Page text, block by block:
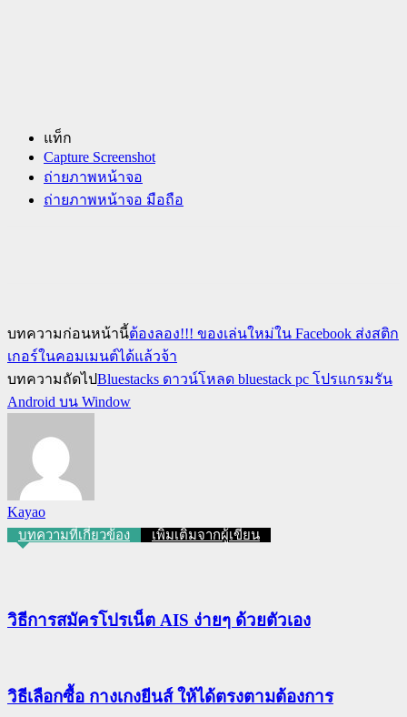
แท็ก
Capture Screenshot
ถ่ายภาพหน้าจอ
ถ่ายภาพหน้าจอ มือถือ
บทความก่อนหน้านี้ต้องลอง!!! ของเล่นใหม่ใน Facebook ส่งสติก
เกอร์ในคอมเมนต์ได้แล้วจ้า
บทความถัดไปBluestacks ดาวน์โหลด bluestack pc โปรแกรมรัน
Android บน Window
Kayao
บทความที่เกี่ยวข้อง เพิ่มเติมจากผู้เขียน
วิธีการสมัครโปรเน็ต AIS ง่ายๆ ด้วยตัวเอง
วิธีเลือกซื้อ กางเกงยีนส์ ให้ได้ตรงตามต้องการ